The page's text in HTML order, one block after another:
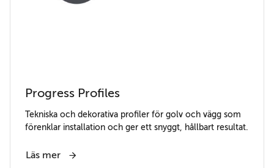
Progress Profiles
Tekniska och dekorativa profiler för golv och vägg som
förenklar installation och ger ett snyggt, hållbart resultat.
Läs mer